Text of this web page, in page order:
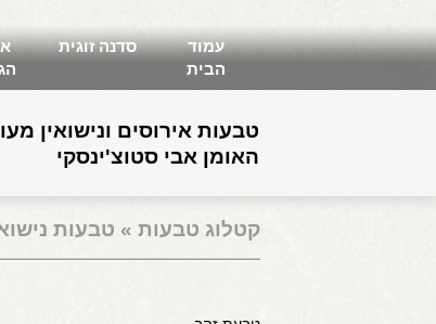
עמוד
הבית
סדנה זוגית
טבעות אירוסים ונישואין
האומן אבי סטוצ'ינסקי
קטלוג טבעות » טבעות